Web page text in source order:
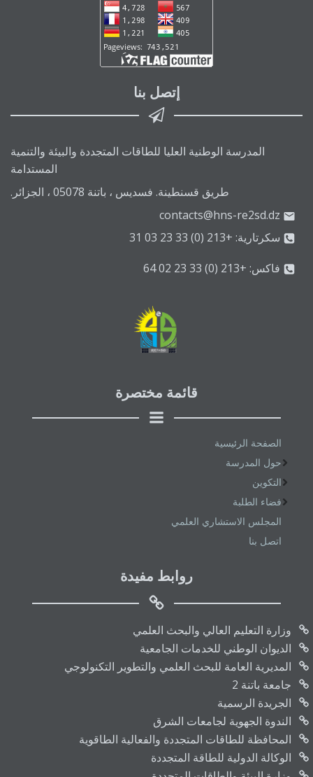
إتصل بنا
المدرسة الوطنية العليا للطاقات المتجددة والبيئة والتنمية
المستدامة
طريق قسنطينة. فسديس ، باتنة 05078 ، الجزائر.
contacts@hns-re2sd.dz
سكرتارية: +213 (0) 33 23 03 31
فاكس: +213 (0) 33 23 02 64
قائمة مختصرة
الصفحة الرئيسية
حول المدرسة
التكوين
فضاء الطلبة
المجلس الاستشاري العلمي
اتصل بنا
روابط مفيدة
وزارة التعليم العالي والبحث العلمي
الديوان الوطني للخدمات الجامعية
المديرية العامة للبحث العلمي والتطوير التكنولوجي
جامعة باتنة 2
الجريدة الرسمية
الندوة الجهوية لجامعات الشرق
المحافظة للطاقات المتجددة والفعالية الطاقوية
الوكالة الدولية للطاقة المتجددة